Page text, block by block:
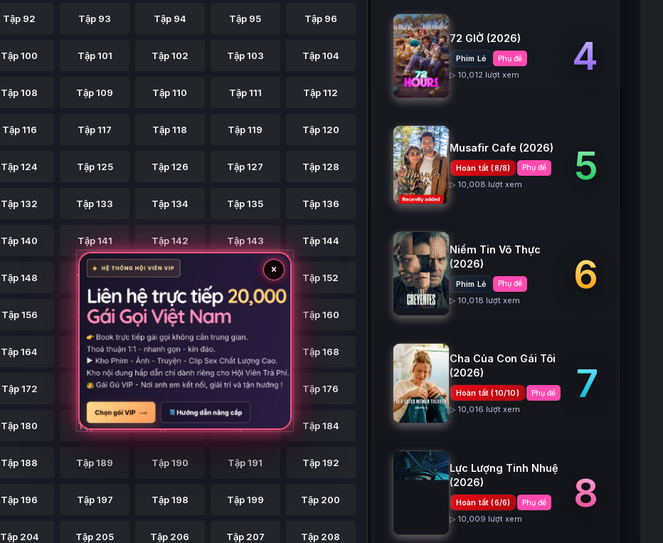
Tập 92 Tập 93 Tập 94 Tập 95 Tập 96
Tập 100 Tập 101 Tập 102 Tập 103 Tập 104
Tập 108 Tập 109 Tập 110 Tập 111 Tập 112
Tập 116 Tập 117 Tập 118 Tập 119 Tập 120
Tập 124 Tập 125 Tập 126 Tập 127 Tập 128
Tập 132 Tập 133 Tập 134 Tập 135 Tập 136
Tập 140 Tập 141 Tập 142 Tập 143 Tập 144
Tập 148 Tập 149 Tập 150 Tập 151 Tập 152
Tập 156 Tập 157 Tập 158 Tập 159 Tập 160
Tập 164 Tập 165 Tập 166 Tập 168
Tập 172 Tập 173 Tập 174 Tập 175 Tập 176
Tập 180 Tập 181 Tập 182 Tập 183 Tập 184
Tập 188 Tập 189 Tập 190 Tập 191 Tập 192
Tập 196 Tập 197 Tập 198 Tập 199 Tập 200
Tập 204 Tập 205 Tập 206 Tập 207 Tập 208
72 GIỜ (2026)
Phim Lẻ Phụ đề
▷ 10,012 lượt xem 4
Musafir Cafe (2026)
Hoàn tất (8/8) Phụ đề
▷ 10,008 lượt xem 5
Niềm Tin Vô Thực
(2026)
Phim Lẻ Phụ đề
▷ 10,018 lượt xem
6
Cha Của Con Gái Tôi
(2026)
Hoàn tất (10/10) Phụ đề
▷ 10,016 lượt xem
7
Lực Lượng Tinh Nhuệ
(2026)
Hoàn tất (6/6) Phụ đề
▷ 10,009 lượt xem
8
×